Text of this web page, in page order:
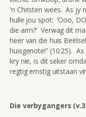
'n Christen wees. As jy
hulle jou spot: ‘Ooo,
die arm?’ Verwag dit
heer van die huis
huisgenote!” (10:25).
kry nie, is dit seker
regtig ernstig uitstaan vir
Die verbygangers